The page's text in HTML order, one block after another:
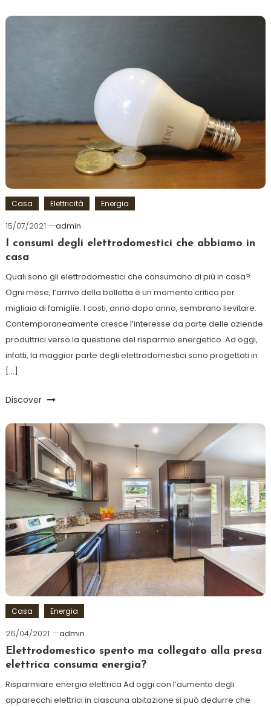
Casa Elettricità Energia
15/07/2021
admin
I consumi degli elettrodomestici che abbiamo in
casa
Quali sono gli elettrodomestici che consumano di più in casa?
Ogni mese, l’arrivo della bolletta è un momento critico per
migliaia di famiglie. I costi, anno dopo anno, sembrano lievitare.
Contemporaneamente cresce l’interesse da parte delle aziende
produttrici verso la questione del risparmio energetico. Ad oggi,
infatti, la maggior parte degli elettrodomestici sono progettati in
[…]
Discover
Casa Energia
26/04/2021
admin
Elettrodomestico spento ma collegato alla presa
elettrica consuma energia?
Risparmiare energia elettrica Ad oggi con l’aumento degli
apparecchi elettrici in ciascuna abitazione si può dedurre che